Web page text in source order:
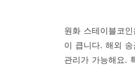
원화 스테이블코
이 큽니다. 해외
관리가 가능해요.